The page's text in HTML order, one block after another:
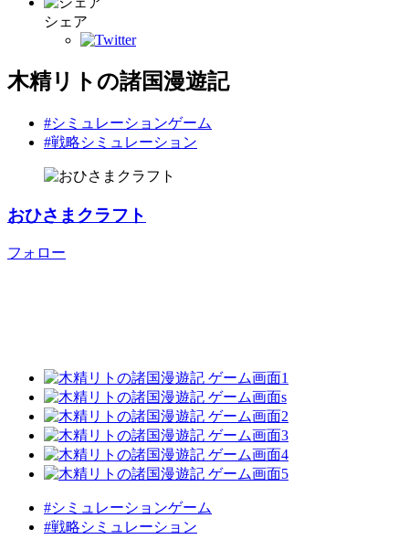
シェア
木精リトの諸国漫遊記
#シミュレーションゲーム
#戦略シミュレーション
おひさまクラフト
フォロー
#シミュレーションゲーム
#戦略シミュレーション